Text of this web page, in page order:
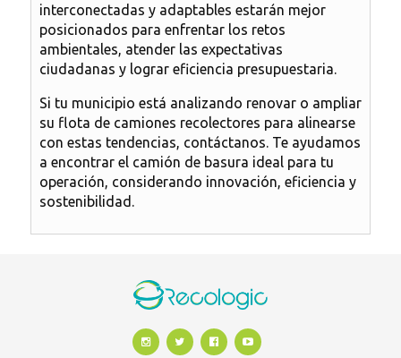
interconectadas y adaptables estarán mejor
posicionados para enfrentar los retos
ambientales, atender las expectativas
ciudadanas y lograr eficiencia presupuestaria.
Si tu municipio está analizando renovar o ampliar
su flota de camiones recolectores para alinearse
con estas tendencias, contáctanos. Te ayudamos
a encontrar el camión de basura ideal para tu
operación, considerando innovación, eficiencia y
sostenibilidad.